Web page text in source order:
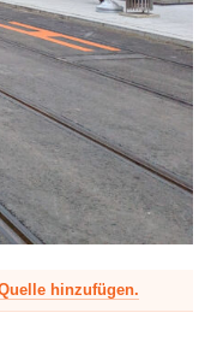
hinzufügen.